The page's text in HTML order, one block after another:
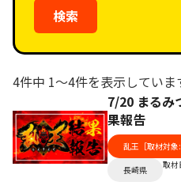
検索
4件中 1〜4件を表示していま
7/20 まるみ
果報告
乱王［取材対象
長崎県
取材